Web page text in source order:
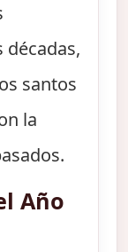
santos
la
Año